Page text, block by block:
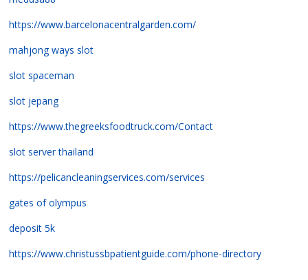
https://www.barcelonacentralgarden.com/
mahjong ways slot
slot spaceman
slot jepang
https://www.thegreeksfoodtruck.com/Contact
slot server thailand
https://pelicancleaningservices.com/services
gates of olympus
deposit 5k
https://www.christussbpatientguide.com/phone-directory